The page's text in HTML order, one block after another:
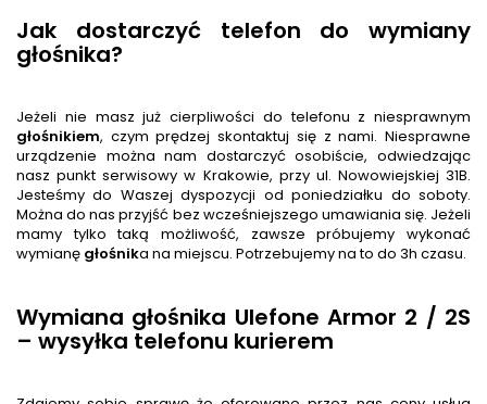
Jak dostarczyć telefon do wymiany
głośnika?
Jeżeli nie masz już cierpliwości do telefonu z niesprawnym
głośnikiem, czym prędzej skontaktuj się z nami. Niesprawne
urządzenie można nam dostarczyć osobiście, odwiedzając
nasz punkt serwisowy w Krakowie, przy ul. Nowowiejskiej 31B.
Jesteśmy do Waszej dyspozycji od poniedziałku do soboty.
Można do nas przyjść bez wcześniejszego umawiania się. Jeżeli
mamy tylko taką możliwość, zawsze próbujemy wykonać
wymianę głośnika na miejscu. Potrzebujemy na to do 3h czasu.
Wymiana głośnika Ulefone Armor 2 / 2S
– wysyłka telefonu kurierem